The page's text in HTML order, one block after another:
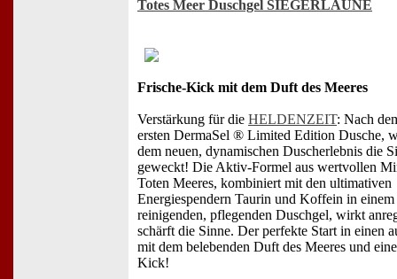
Totes Meer Duschgel SIEGERLAUNE
Frische-Kick mit dem Duft des Meeres
Verstärkung für die HELDENZEIT: Nach
ersten DermaSel ® Limited Edition Dusche,
dem neuen, dynamischen Duscherlebnis die
geweckt! Die Aktiv-Formel aus wertvollen
Toten Meeres, kombiniert mit den ultimativen
Energiespendern Taurin und Koffein in
reinigenden, pflegenden Duschgel, wirkt
schärft die Sinne. Der perfekte Start in einen
mit dem belebenden Duft des Meeres und
Kick!